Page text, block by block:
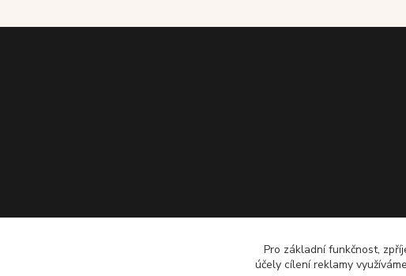
Pro základní funkčnost,
účely cílení reklamy